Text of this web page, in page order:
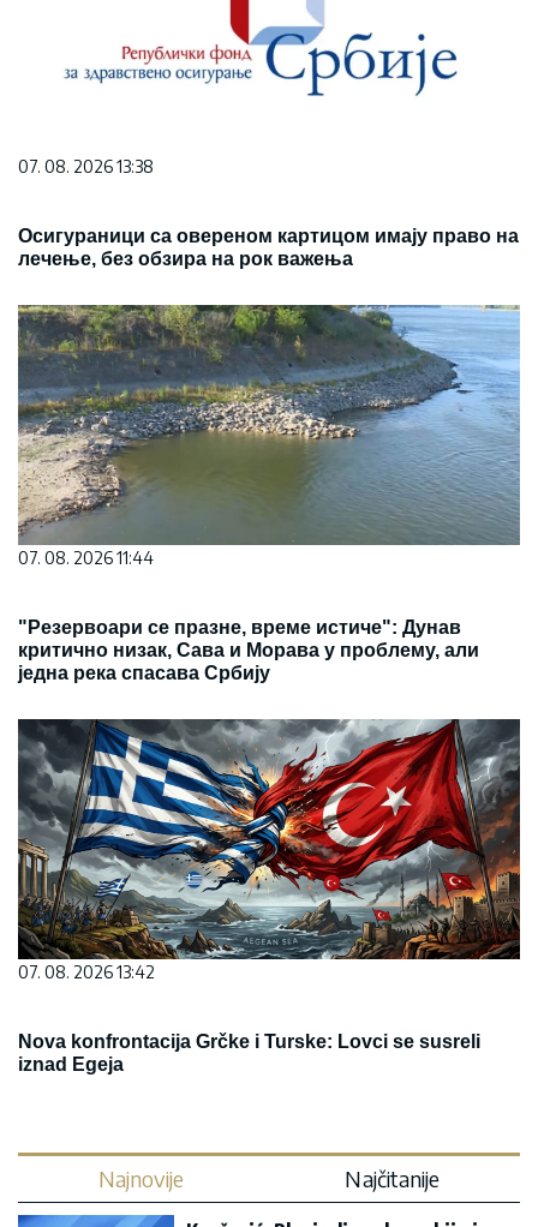
07. 08. 2026 13:38
Осигураници са овереном картицом имају право на
лечење, без обзира на рок важења
07. 08. 2026 11:44
"Резервоари се празне, време истиче": Дунав
критично низак, Сава и Морава у проблему, али
једна река спасава Србију
07. 08. 2026 13:42
Nova konfrontacija Grčke i Turske: Lovci se susreli
iznad Egeja
Najnovije Najčitanije